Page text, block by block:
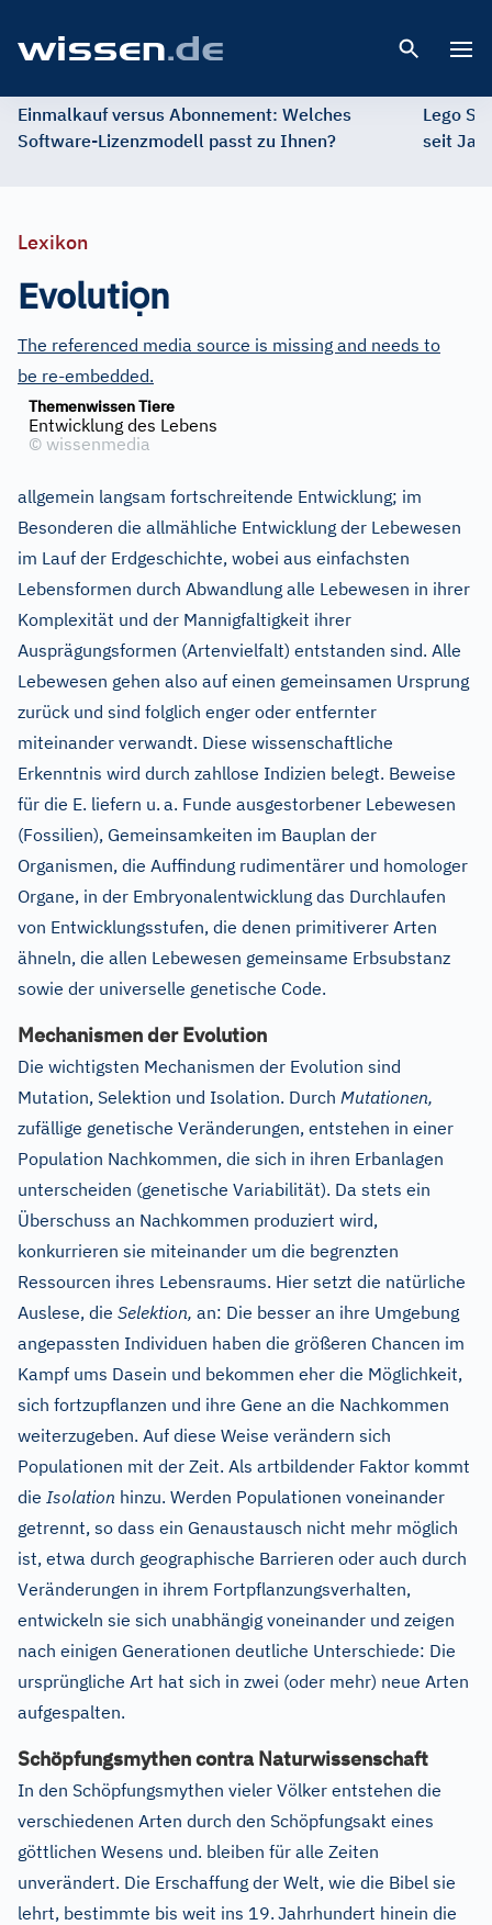
Einmalkauf versus Abonnement: Welches
Software-Lizenzmodell passt zu Ihnen?
Lego
seit
Lexikon
Evolutiọn
The referenced media source is missing and needs to
be re-embedded.
Themenwissen Tiere
Entwicklung des Lebens
© wissenmedia
allgemein langsam fortschreitende Entwicklung; im
Besonderen die allmähliche Entwicklung der Lebewesen
im Lauf der Erdgeschichte, wobei aus einfachsten
Lebensformen durch Abwandlung alle Lebewesen in ihrer
Komplexität und der Mannigfaltigkeit ihrer
Ausprägungsformen (Artenvielfalt) entstanden sind. Alle
Lebewesen gehen also auf einen gemeinsamen Ursprung
zurück und sind folglich enger oder entfernter
miteinander verwandt. Diese wissenschaftliche
Erkenntnis wird durch zahllose Indizien belegt. Beweise
für die E. liefern u. a. Funde ausgestorbener Lebewesen
(Fossilien), Gemeinsamkeiten im Bauplan der
Organismen, die Auffindung rudimentärer und homologer
Organe, in der Embryonalentwicklung das Durchlaufen
von Entwicklungsstufen, die denen primitiverer Arten
ähneln, die allen Lebewesen gemeinsame Erbsubstanz
sowie der universelle genetische Code.
Mechanismen der Evolution
Die wichtigsten Mechanismen der Evolution sind
Mutation, Selektion und Isolation. Durch Mutationen,
zufällige genetische Veränderungen, entstehen in einer
Population Nachkommen, die sich in ihren Erbanlagen
unterscheiden (genetische Variabilität). Da stets ein
Überschuss an Nachkommen produziert wird,
konkurrieren sie miteinander um die begrenzten
Ressourcen ihres Lebensraums. Hier setzt die natürliche
Auslese, die Selektion, an: Die besser an ihre Umgebung
angepassten Individuen haben die größeren Chancen im
Kampf ums Dasein und bekommen eher die Möglichkeit,
sich fortzupflanzen und ihre Gene an die Nachkommen
weiterzugeben. Auf diese Weise verändern sich
Populationen mit der Zeit. Als artbildender Faktor kommt
die Isolation hinzu. Werden Populationen voneinander
getrennt, so dass ein Genaustausch nicht mehr möglich
ist, etwa durch geographische Barrieren oder auch durch
Veränderungen in ihrem Fortpflanzungsverhalten,
entwickeln sie sich unabhängig voneinander und zeigen
nach einigen Generationen deutliche Unterschiede: Die
ursprüngliche Art hat sich in zwei (oder mehr) neue Arten
aufgespalten.
Schöpfungsmythen contra Naturwissenschaft
In den Schöpfungsmythen vieler Völker entstehen die
verschiedenen Arten durch den Schöpfungsakt eines
göttlichen Wesens und. bleiben für alle Zeiten
unverändert. Die Erschaffung der Welt, wie die Bibel sie
lehrt, bestimmte bis weit ins 19. Jahrhundert hinein die